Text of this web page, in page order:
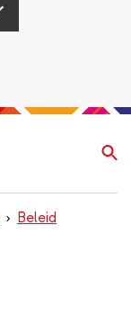
Beleid